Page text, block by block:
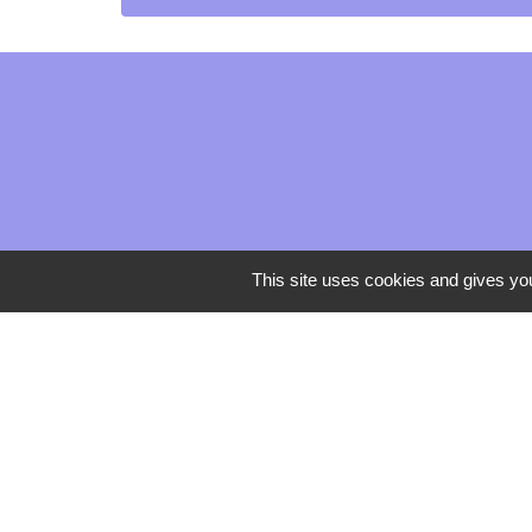
This site uses cookies and gives